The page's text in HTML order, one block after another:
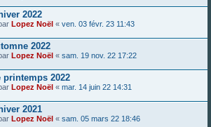
2022
Lopez Noël « ven. 03 févr. 23 11:43
2022
Lopez Noël « sam. 19 nov. 22 17:22
2022
Lopez Noël « mar. 14 juin 22 14:31
2021
Lopez Noël « sam. 05 mars 22 18:46